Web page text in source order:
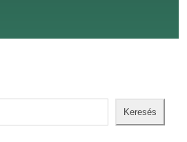
Keresés